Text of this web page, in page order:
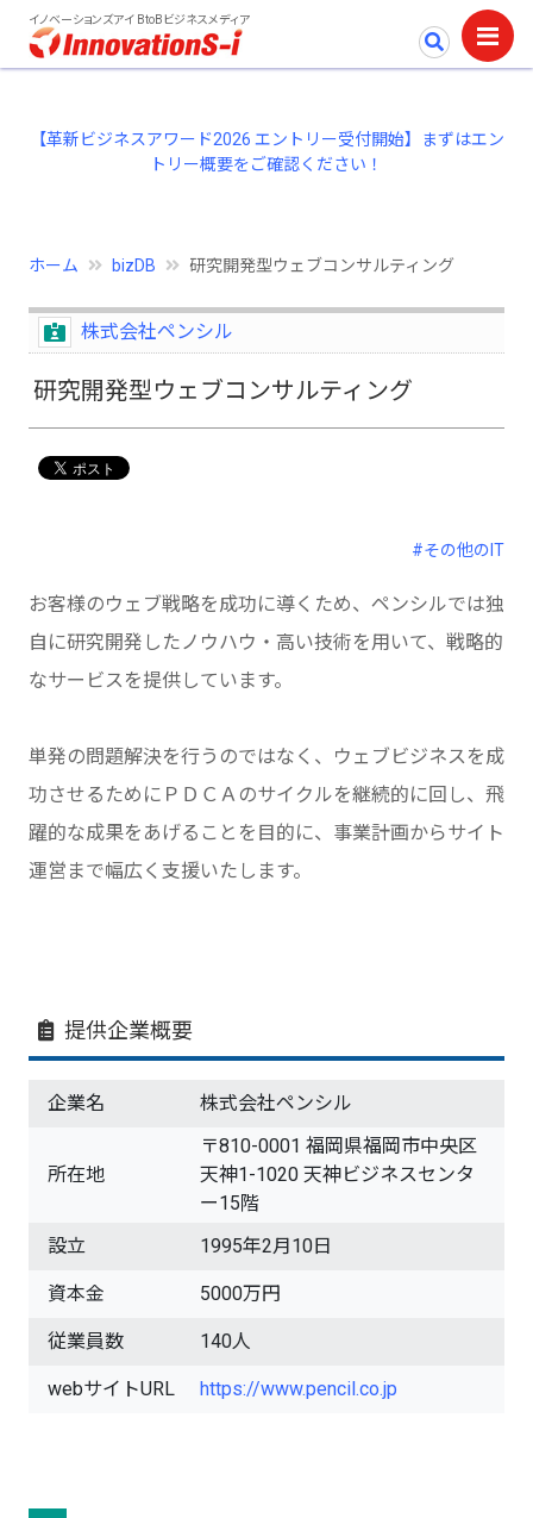
イノベーションズアイ BtoBビジネスメディア
【革新ビジネスアワード2026 エントリー受付開始】まずはエン
トリー概要をご確認ください！
ホーム bizDB 研究開発型ウェブコンサルティング
株式会社ペンシル
研究開発型ウェブコンサルティング
#その他のIT
お客様のウェブ戦略を成功に導くため、ペンシルでは独
自に研究開発したノウハウ・高い技術を用いて、戦略的
なサービスを提供しています。
単発の問題解決を行うのではなく、ウェブビジネスを成
功させるためにＰＤＣＡのサイクルを継続的に回し、飛
躍的な成果をあげることを目的に、事業計画からサイト
運営まで幅広く支援いたします。
提供企業概要
企業名 株式会社ペンシル
所在地
〒810-0001 福岡県福岡市中央区
天神1-1020 天神ビジネスセンタ
ー15階
設立
1995年2月10日
資本金 5000万円
従業員数 140人
webサイトURL https://www.pencil.co.jp